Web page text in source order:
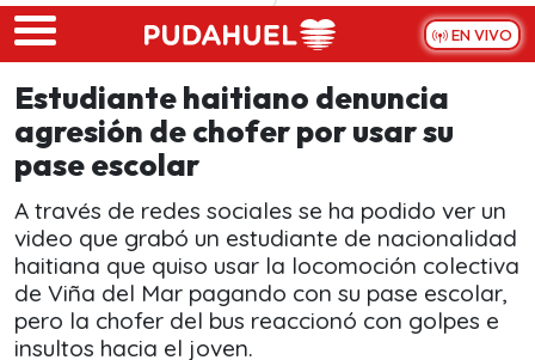
Skip to main content
EN VIVO
Estudiante haitiano denuncia
agresión de chofer por usar su
pase escolar
A través de redes sociales se ha podido ver un
video que grabó un estudiante de nacionalidad
haitiana que quiso usar la locomoción colectiva
de Viña del Mar pagando con su pase escolar,
pero la chofer del bus reaccionó con golpes e
insultos hacia el joven.